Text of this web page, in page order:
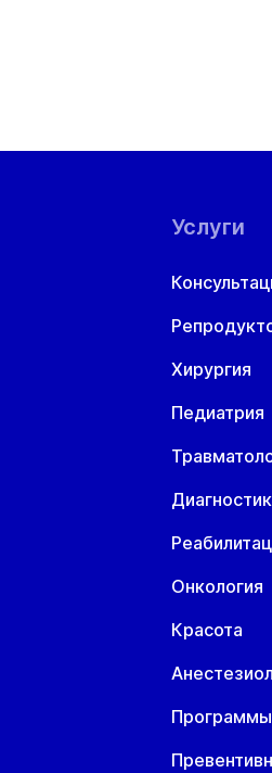
Услуги
Хирургия
Педиатрия
Онкология
Красота